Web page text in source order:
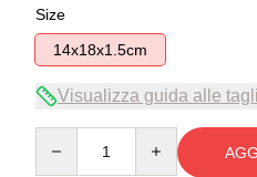
Size
14x18x1.5cm
Visualizza guida alle